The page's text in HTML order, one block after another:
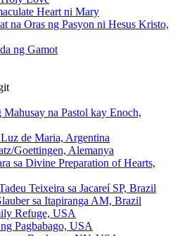
Heart ni Mary
na Oras ng Pasyon ni Hesus Kristo,
ng Gamot
na Pastol kay Enoch,
de Maria, Argentina
Goettingen, Alemanya
sa Divine Preparation of Hearts,
Teixeira sa Jacareí SP, Brazil
sa Itapiranga AM, Brazil
Refuge, USA
Pagbabago, USA